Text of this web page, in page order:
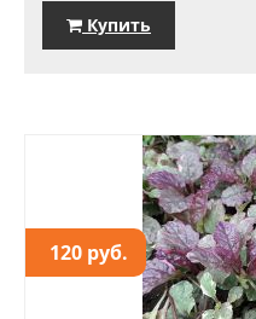
Купить
120 руб.